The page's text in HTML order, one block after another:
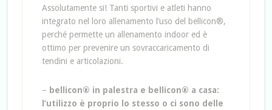
Assolutamente si! Tanti sportivi e atleti hanno
integrato nel loro allenamento l’uso del bellicon®,
perché permette un allenamento indoor ed è
ottimo per prevenire un sovraccaricamento di
tendini e articolazioni.
– bellicon® in palestra e bellicon® a casa:
l’utilizzo è proprio lo stesso o ci sono delle